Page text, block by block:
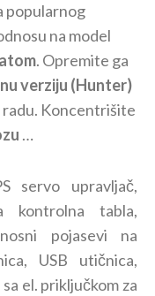
popularnog
na model
. Opremite ga
verziju (Hunter)
radu. Koncentrišite
…
servo upravljač,
kontrolna tabla,
pojasevi na
USB utičnica,
el. priključkom za